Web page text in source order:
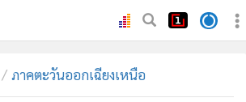
ภาคตะวันออกเฉียงเหนือ